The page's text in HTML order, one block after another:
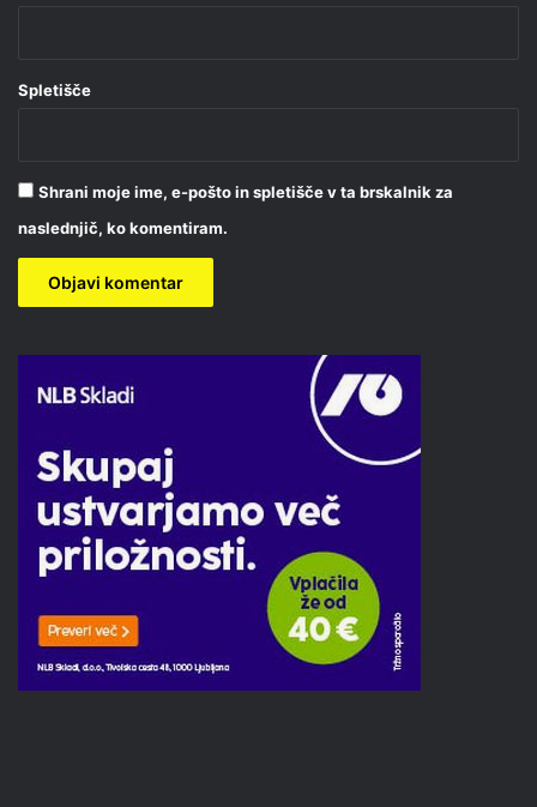
Spletišče
Shrani moje ime, e-pošto in spletišče v ta brskalnik za
naslednjič, ko komentiram.